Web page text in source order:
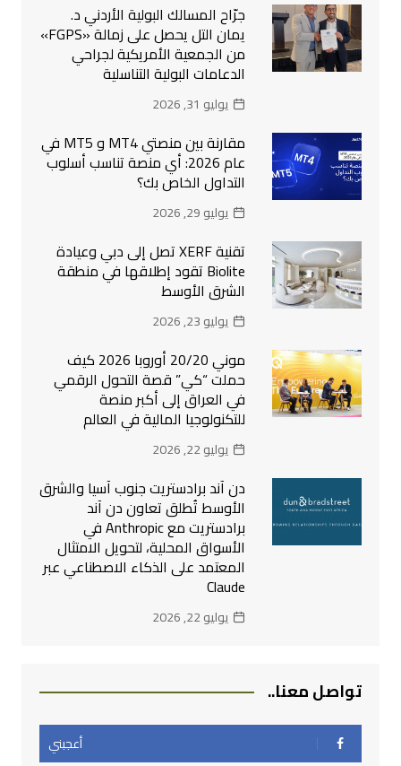
جرّاح المسالك البولية الأردني د.
يمان التل يحصل على زمالة «FGPS»
من الجمعية الأمريكية لجراحي
الدعامات البولية التناسلية
يوليو 31, 2026
مقارنة بين منصتي MT4 و MT5 في
عام 2026: أي منصة تناسب أسلوب
التداول الخاص بك؟
يوليو 29, 2026
تقنية XERF تصل إلى دبي وعيادة
Biolite تقود إطلاقها في منطقة
الشرق الأوسط
يوليو 23, 2026
موني 20/20 أوروبا 2026 كيف
حملت “كي” قصة التحول الرقمي
في العراق إلى أكبر منصة
للتكنولوجيا المالية في العالم
يوليو 22, 2026
دن آند برادستريت جنوب آسيا والشرق
الأوسط تُطلق تعاون دن آند
برادستريت مع Anthropic في
الأسواق المحلية، لتحويل الامتثال
المعتمد على الذكاء الاصطناعي عبر
Claude
يوليو 22, 2026
تواصل معنا..
أعجبني